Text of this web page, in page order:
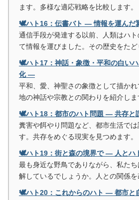
ます。多様な適応戦略を比較します。
🕊️ハト16：伝書バト ― 情報を運ん
通信手段が発達する以前、人類はハ
て情報を運びました。その歴史をたど
🕊️ハト17：神話・象徴・平和の白い
化 ―
平和、愛、神聖さの象徴として描か
地の神話や宗教との関わりを紹介しま
🕊️ハト18：都市のハト問題 ― 共存と
糞害や餌やり問題など、都市生活で
す。共存をめぐる現実を見つめます。
🕊️ハト19：街と森の境界で ― 人とハ
最も身近な野鳥でありながら、私た
解しているでしょうか。人との関係を
🕊️ハト20：これからのハト ― 都市と